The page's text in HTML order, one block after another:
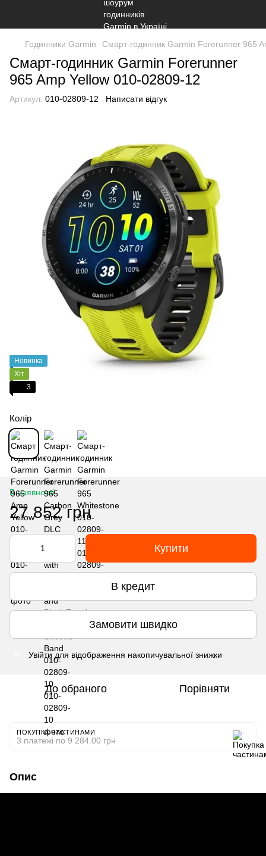
Годинники Garmin Смарт-годинник Garmin Forerunner 965
Смарт-годинник Garmin Forerunner
965 Amp Yellow 010-02809-12
Артикул: 010-02809-12 Написати відгук
Новинка
Хіт
3
Колір
В наявності
27 852 грн
Купити
В кредит
Замовити швидко
Увійти для відображення накопичувальної знижки
До обраного Порівняти
ПОКУПКА ЧАСТИНАМИ
3 платежі по 9 284.00 грн
Опис